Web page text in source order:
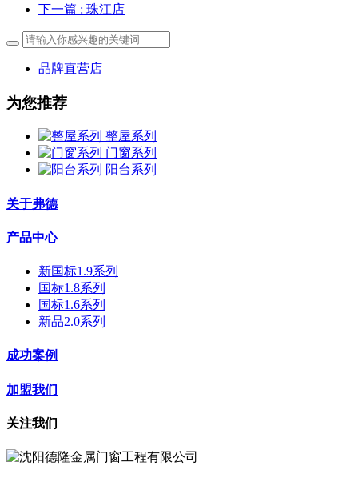
下一篇 : 珠江店
品牌直营店
为您推荐
整屋系列
门窗系列
阳台系列
关于弗德
产品中心
新国标1.9系列
国标1.8系列
国标1.6系列
新品2.0系列
成功案例
加盟我们
关注我们